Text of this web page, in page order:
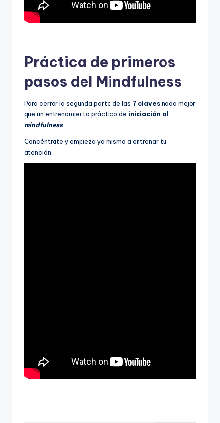
Práctica de primeros
pasos del Mindfulness
Para cerrar la segunda parte de las 7 clavesnada mejor
que un entrenamiento práctico de iniciación al
mindfulness.
Concéntrate y empieza ya mismo a entrenar tu
atención: